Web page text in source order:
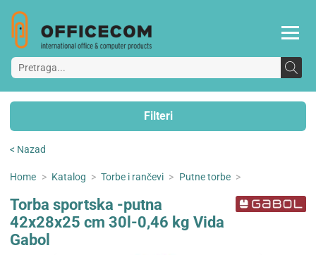
Filteri
< Nazad
Home > Katalog > Torbe i rančevi > Putne torbe >
Torba sportska -putna
42x28x25 cm 30l-0,46 kg Vida
Gabol